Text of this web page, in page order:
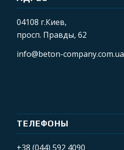
04108 г.Киев,
просп. Правды, 62
info@beton-company.com.ua
ТЕЛЕФОНЫ
+38 (044) 592 4090